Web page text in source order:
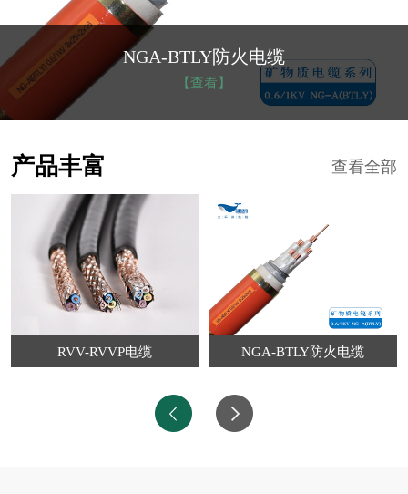
NGA-BTLY防火电缆
【查看】
查看全部
产品丰富
RVV-RVVP电缆 NGA-BTLY防火电缆